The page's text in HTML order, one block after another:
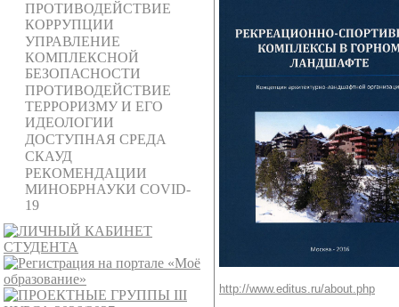
ПРОТИВОДЕЙСТВИЕ
КОРРУПЦИИ
УПРАВЛЕНИЕ
КОМПЛЕКСНОЙ
БЕЗОПАСНОСТИ
ПРОТИВОДЕЙСТВИЕ
ТЕРРОРИЗМУ И ЕГО
ИДЕОЛОГИИ
ДОСТУПНАЯ СРЕДА
СКАУД
РЕКОМЕНДАЦИИ
МИНОБРНАУКИ COVID-
19
http://www.editus.ru/about.php